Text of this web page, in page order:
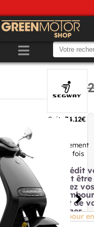
Soit 74.12€
financement
fois
Cliquer pour
Un crédit
et doit
Vérifiez
de
avant de
engager.